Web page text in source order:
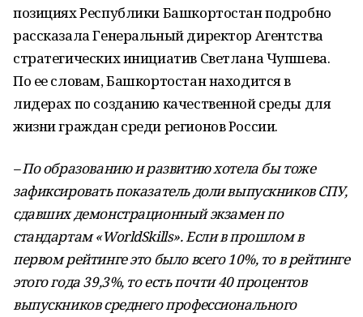
позициях Республики Башкортостан подробно
рассказала Генеральный директор Агентства
стратегических инициатив Светлана Чупшева.
По ее словам, Башкортостан находится в
лидерах по созданию качественной среды для
жизни граждан среди регионов России.
– По образованию и развитию хотела бы тоже
зафиксировать показатель доли выпускников СПУ,
сдавших демонстрационный экзамен по
стандартам «WorldSkills». Если в прошлом в
первом рейтинге это было всего 10%, то в рейтинге
этого года 39,3%, то есть почти 40 процентов
выпускников среднего профессионального